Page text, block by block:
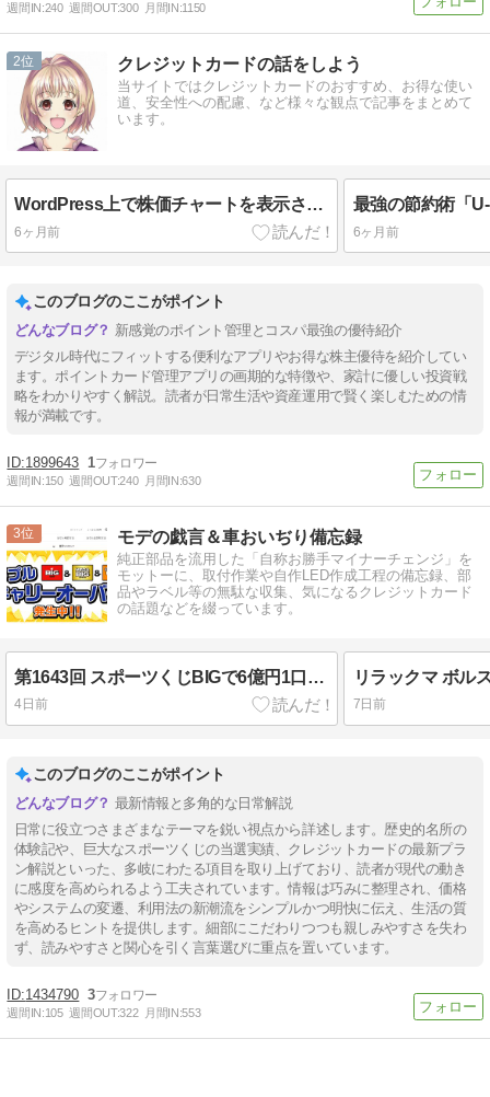
週間IN:240 週間OUT:300 月間IN:1150
2 クレジットカードの話をしよう
当サイトではクレジットカードのおすすめ、お得な使い
道、安全性への配慮、など様々な観点で記事をまとめて
います。
WordPress上で株価チャートを表示させるための自作プラグイン
6ヶ月前 6ヶ月前
このブログのここがポイント
新感覚のポイント管理とコスパ最強の優待紹介
デジタル時代にフィットする便利なアプリやお得な株主優待を紹介してい
ます。ポイントカード管理アプリの画期的な特徴や、家計に優しい投資戦
略をわかりやすく解説。読者が日常生活や資産運用で賢く楽しむための情
報が満載です。
1899643 1
週間IN:150 週間OUT:240 月間IN:630
3 モデの戯言＆車おいぢり備忘録
純正部品を流用した「自称お勝手マイナーチェンジ」を
モットーに、取付作業や自作LED作成工程の備忘録、部
品やラベル等の無駄な収集、気になるクレジットカード
の話題などを綴っています。
第1643回 スポーツくじBIGで6億円1口が誕生
4日前
リラックマ ボル
7日前
このブログのここがポイント
最新情報と多角的な日常解説
日常に役立つさまざまなテーマを鋭い視点から詳述します。歴史的名所の
体験記や、巨大なスポーツくじの当選実績、クレジットカードの最新プラ
ン解説といった、多岐にわたる項目を取り上げており、読者が現代の動き
に感度を高められるよう工夫されています。情報は巧みに整理され、価格
やシステムの変遷、利用法の新潮流をシンプルかつ明快に伝え、生活の質
を高めるヒントを提供します。細部にこだわりつつも親しみやすさを失わ
ず、読みやすさと関心を引く言葉選びに重点を置いています。
1434790 3
週間IN:105 週間OUT:322 月間IN:553